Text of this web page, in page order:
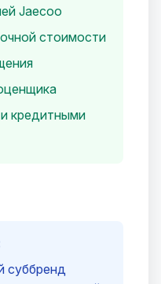
Jaecoo
стоимости
кредитными
суббренд